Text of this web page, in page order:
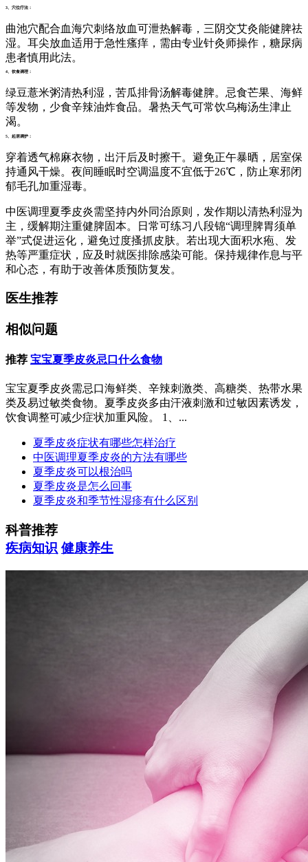
3、穴位疗法：
曲池穴配合血海穴刺络放血可泄热解毒，三阴交艾灸能健脾祛
湿。耳尖放血适用于急性瘙痒，需由专业针灸师操作，糖尿病
患者慎用此法。
4、饮食调理：
绿豆薏米粥清热利湿，苦瓜排骨汤解毒健脾。忌食芒果、海鲜
等发物，少食辛辣油炸食品。暑热天气可常饮乌梅汤生津止
渴。
5、起居调护：
穿着透气棉麻衣物，出汗后及时擦干。避免正午暴晒，居室保
持通风干燥。夜间睡眠时空调温度不宜低于26℃，防止寒邪闭
郁毛孔加重湿毒。
中医调理夏季皮炎需坚持内外同治原则，发作期以清热利湿为
主，缓解期注重健脾固本。日常可练习八段锦“调理脾胃须单
举”式促进运化，避免过度搔抓皮肤。若出现大面积水疱、发
热等严重症状，应及时就医排除感染可能。保持规律作息与平
和心态，有助于改善体质预防复发。
医生推荐
相似问题
推荐 宝宝夏季皮炎忌口什么食物
宝宝夏季皮炎需忌口海鲜类、辛辣刺激类、高糖类、热带水果
类及易过敏类食物。夏季皮炎多由汗液刺激和过敏因素诱发，
饮食调整可减少症状加重风险。 1、...
夏季皮炎症状有哪些怎样治疗
中医调理夏季皮炎的方法有哪些
夏季皮炎可以根治吗
夏季皮炎是怎么回事
夏季皮炎和季节性湿疹有什么区别
科普推荐
疾病知识 健康养生